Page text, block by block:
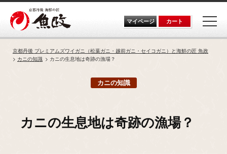
Skip
content
マイページ カート
京都丹後 プレミアムズワイガニ（松葉ガニ・越前ガニ・セイコガニ）と海鮮の匠 魚政
カニの知識
カニの生息地は奇跡の漁場？
カニの知識
カニの生息地は奇跡の漁場？